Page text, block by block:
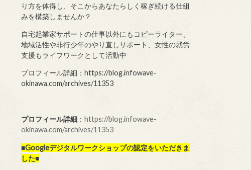
り方を体得し、そこからあなたらしく稼ぎ続ける仕組
みを構築しませんか？
自宅起業家サポートの仕事以外にもコピーライター、
地域活性や非行少年のやり直しサポート、女性の就労
支援もライフワークとして活動中
プロフィール詳細：https://blog.infowave-
okinawa.com/archives/11353
プロフィール詳細 ： https://blog.infowave-
okinawa.com/archives/11353
■Googleデジタルワークショップの認定をいただきま
した■